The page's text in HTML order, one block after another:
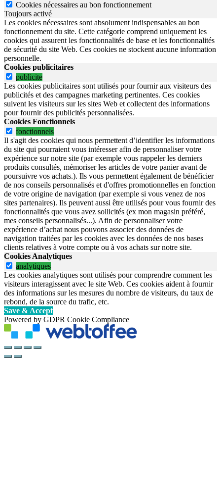
Cookies nécessaires au bon fonctionnement
Toujours activé
Les cookies nécessaires sont absolument indispensables au bon
fonctionnement du site. Cette catégorie comprend uniquement les
cookies qui assurent les fonctionnalités de base et les fonctionnalités
de sécurité du site Web. Ces cookies ne stockent aucune information
personnelle.
Cookies publicitaires
publicite
Les cookies publicitaires sont utilisés pour fournir aux visiteurs des
publicités et des campagnes marketing pertinentes. Ces cookies
suivent les visiteurs sur les sites Web et collectent des informations
pour fournir des publicités personnalisées.
Cookies Fonctionnels
fonctionnels
Il s'agit des cookies qui nous permettent d’identifier les informations
du site qui pourraient vous intéresser afin de personnaliser votre
expérience sur notre site (par exemple vous rappeler les derniers
produits consultés, mémoriser les articles de votre panier avant de
poursuivre vos achats.). Ils vous permettent également de bénéficier
de nos conseils personnalisés et d'offres promotionnelles en fonction
de votre origine de navigation (par exemple si vous venez de nos
sites partenaires). Ils peuvent aussi être utilisés pour vous fournir des
fonctionnalités que vous avez sollicités (ex mon magasin préféré,
mes conseils personnalisés...). Afin de personnaliser votre
expérience d’achat nous pouvons associer des données de
navigation traitées par les cookies avec les données de nos bases
clients relatives à votre compte ou à vos achats sur notre site.
Cookies Analytiques
analytiques
Les cookies analytiques sont utilisés pour comprendre comment les
visiteurs interagissent avec le site Web. Ces cookies aident à fournir
des informations sur les mesures du nombre de visiteurs, du taux de
rebond, de la source du trafic, etc.
Save & Accept
Powered by GDPR Cookie Compliance